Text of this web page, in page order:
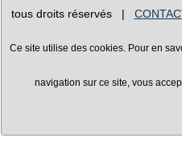
tous droits réservés |
Ce site utilise des cookies. Pour en
navigation sur ce site, vous